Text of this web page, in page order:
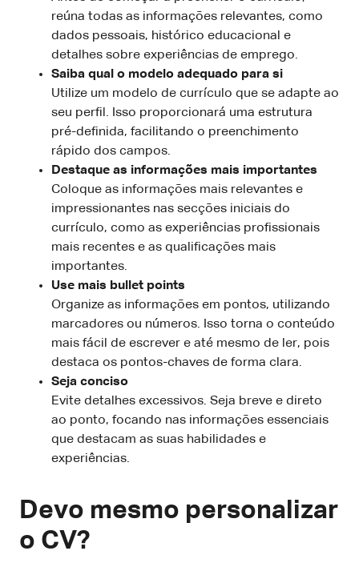
reúna todas as informações relevantes, como
dados pessoais, histórico educacional e
detalhes sobre experiências de emprego.
Saiba qual o modelo adequado para si
Utilize um modelo de currículo que se adapte ao
seu perfil. Isso proporcionará uma estrutura
pré-definida, facilitando o preenchimento
rápido dos campos.
Destaque as informações mais importantes
Coloque as informações mais relevantes e
impressionantes nas secções iniciais do
currículo, como as experiências profissionais
mais recentes e as qualificações mais
importantes.
Use mais bullet points
Organize as informações em pontos, utilizando
marcadores ou números. Isso torna o conteúdo
mais fácil de escrever e até mesmo de ler, pois
destaca os pontos-chaves de forma clara.
Seja conciso
Evite detalhes excessivos. Seja breve e direto
ao ponto, focando nas informações essenciais
que destacam as suas habilidades e
experiências.
Devo mesmo personalizar
o CV?